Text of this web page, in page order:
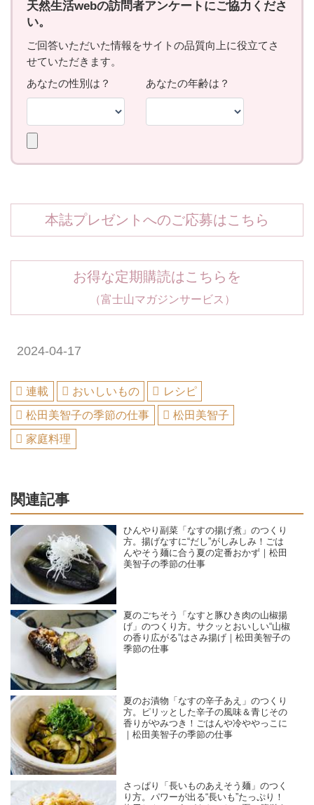
本誌プレゼントへのご応募はこちら
お得な定期購読はこちらを
（富士山マガジンサービス）
2024-04-17
連載 おいしいもの
レシピ
松田美智子の季節の仕事
松田美智子
家庭料理
関連記事
ひんやり副菜「なすの揚げ煮」のつくり
方。揚げなすに“だし”がしみしみ！ごは
んやそう麺に合う夏の定番おかず｜松田
美智子の季節の仕事
夏のごちそう「なすと豚ひき肉の山椒揚
げ」のつくり方。サクッとおいしい“山椒
の香り広がる”はさみ揚げ｜松田美智子の
季節の仕事
夏のお漬物「なすの辛子あえ」のつくり
方。ピリッとした辛子の風味＆青じその
香りがやみつき！ごはんや冷ややっこに
｜松田美智子の季節の仕事
さっぱり「長いものあえそう麺」のつく
り方。パワーが出る“長いも”たっぷり！